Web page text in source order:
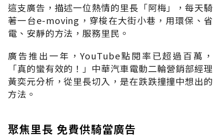
這支廣告，描述一位熱情的里長「阿梅」，每天騎
著一台e-moving，穿梭在大街小巷，用環保、省
電、安靜的方法，服務里民。
廣告推出一年，YouTube點閱率已超過百萬，
「真的蠻有效的！」中華汽車電動二輪營銷部經理
黃奕元分析，從里長切入，是在跌跌撞撞中想出的
方法。
聚焦里長 免費供騎當廣告